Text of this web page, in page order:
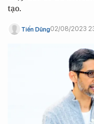
tạo.
Tiến Dũng02/08/2023